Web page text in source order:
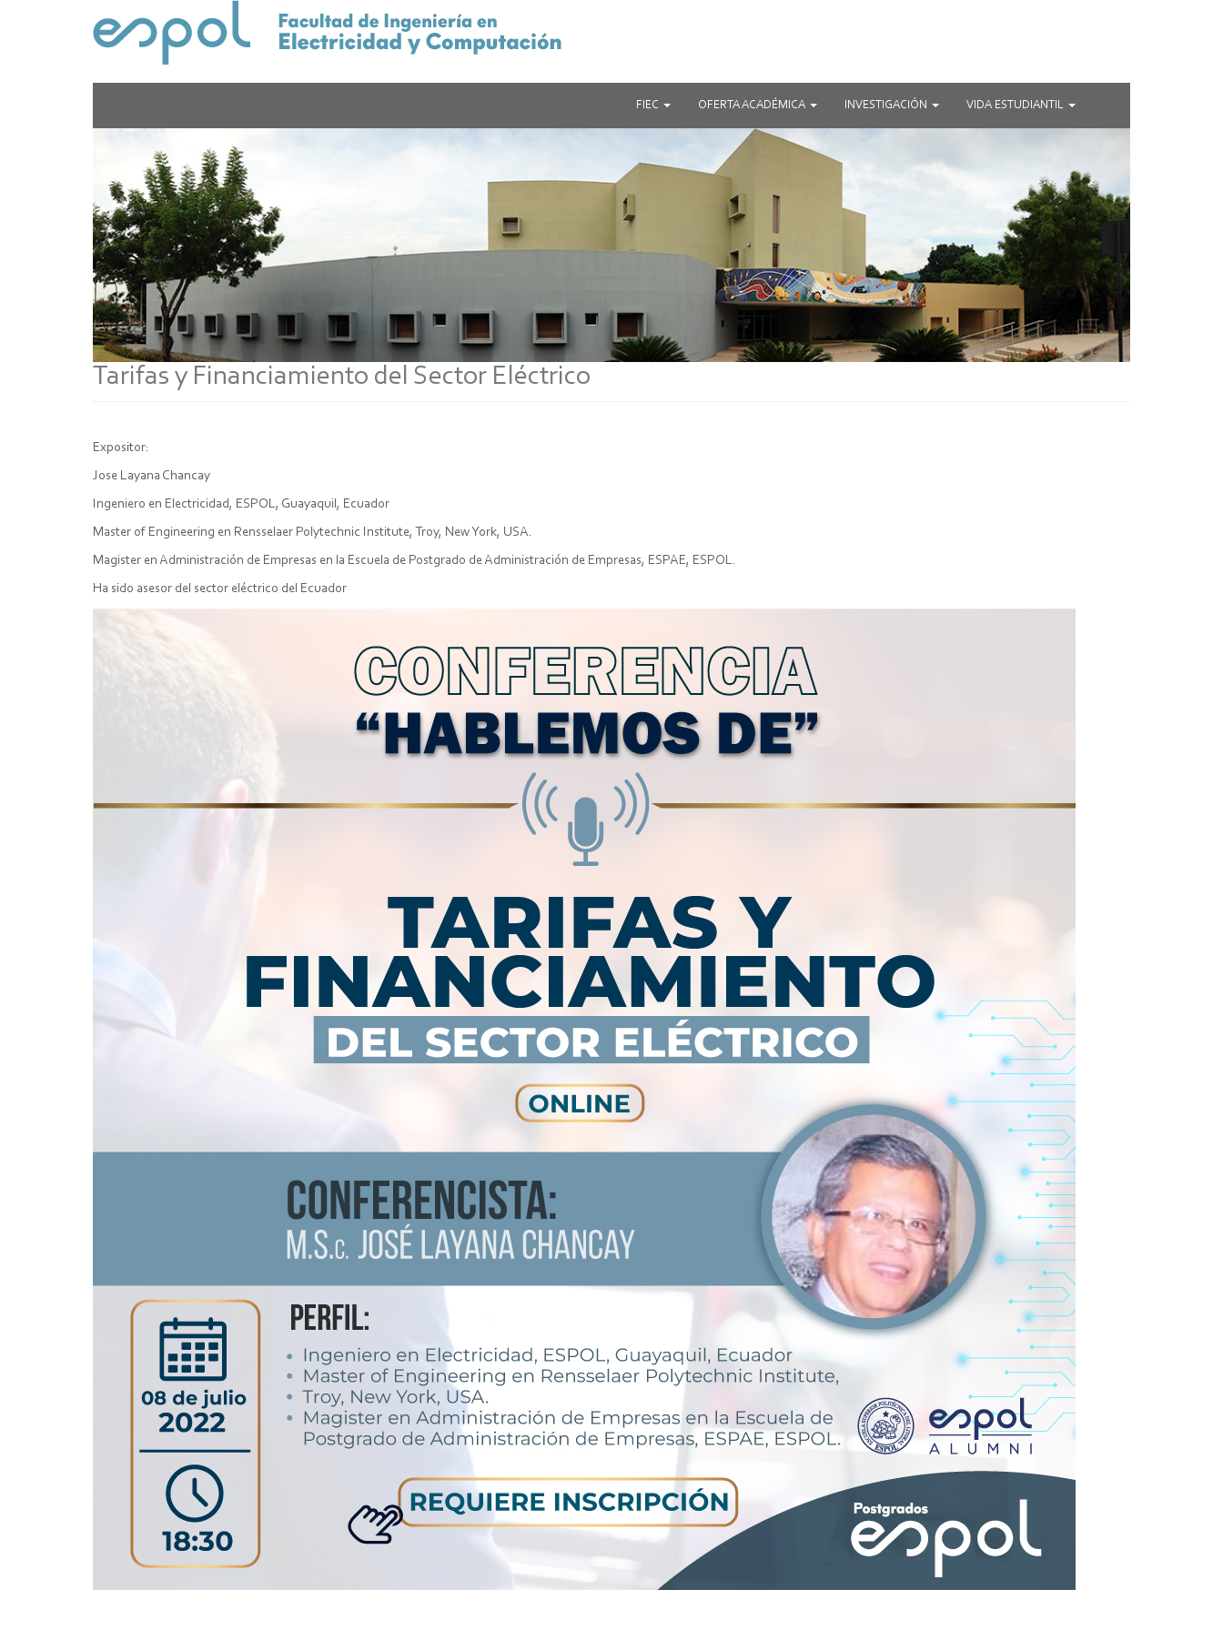
FIEC OFERTA ACADÉMICA INVESTIGACIÓN VIDA ESTUDIANTIL
Tarifas y Financiamiento del Sector Eléctrico
Expositor:
Jose Layana Chancay
Ingeniero en Electricidad, ESPOL, Guayaquil, Ecuador
Master of Engineering en Rensselaer Polytechnic Institute, Troy, New York, USA.
Magister en Administración de Empresas en la Escuela de Postgrado de Administración de Empresas, ESPAE, ESPOL.
Ha sido asesor del sector eléctrico del Ecuador